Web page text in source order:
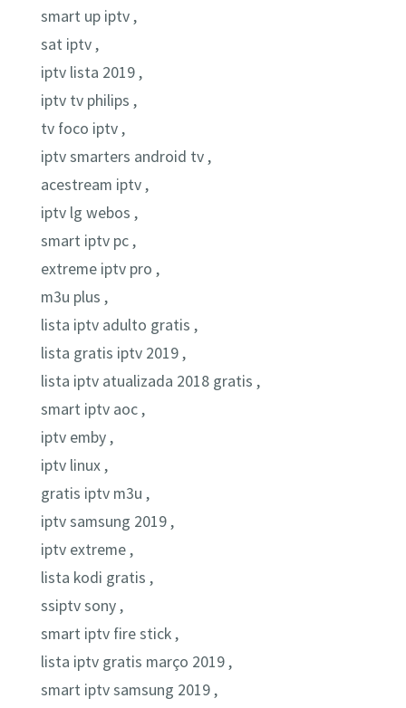
smart up iptv ,
sat iptv ,
iptv lista 2019 ,
iptv tv philips ,
tv foco iptv ,
iptv smarters android tv ,
acestream iptv ,
iptv lg webos ,
smart iptv pc ,
extreme iptv pro ,
m3u plus ,
lista iptv adulto gratis ,
lista gratis iptv 2019 ,
lista iptv atualizada 2018 gratis ,
smart iptv aoc ,
iptv emby ,
iptv linux ,
gratis iptv m3u ,
iptv samsung 2019 ,
iptv extreme ,
lista kodi gratis ,
ssiptv sony ,
smart iptv fire stick ,
lista iptv gratis março 2019 ,
smart iptv samsung 2019 ,